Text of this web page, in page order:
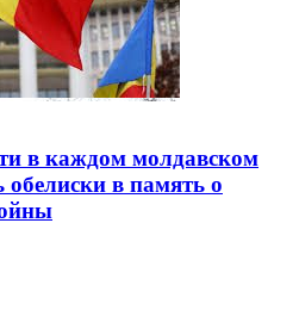
в каждом молдавском
обелиски в память о